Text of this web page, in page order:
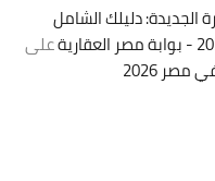
الجديدة: دليلك الشامل
على
2026